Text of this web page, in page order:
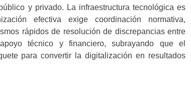
y privado. La infraestructura tecnológica es
efectiva exige coordinación normativa,
rápidos de resolución de discrepancias entre
técnico y financiero, subrayando que el
para convertir la digitalización en resultados